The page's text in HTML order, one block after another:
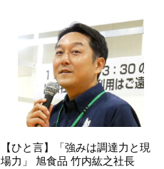
【ひと言】「強みは調達力と現
場力」 旭食品 竹内紘之社長